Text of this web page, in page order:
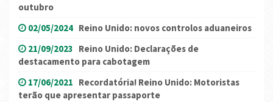
outubro
02/05/2024 Reino Unido: novos controlos aduaneiros
21/09/2023 Reino Unido: Declarações de
destacamento para cabotagem
17/06/2021 Recordatória! Reino Unido: Motoristas
terão que apresentar passaporte